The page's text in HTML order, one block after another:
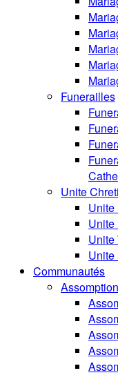
Funerailles
Unite
Unite
Unite
Unite
Unite
Communautés